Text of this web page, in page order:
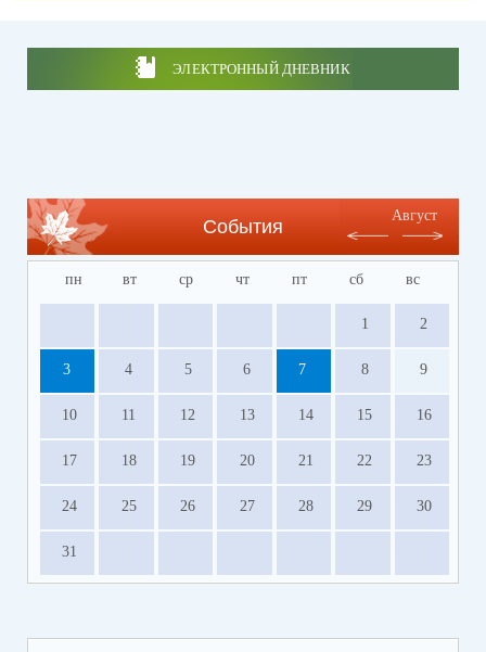
ЭЛЕКТРОННЫЙ ДНЕВНИК
События
Август
пн вт ср чт пт сб вс
1 2
3 4 5 6 7 8 9
10 11 12 13 14 15 16
17 18 19 20 21 22 23
24 25 26 27 28 29 30
31